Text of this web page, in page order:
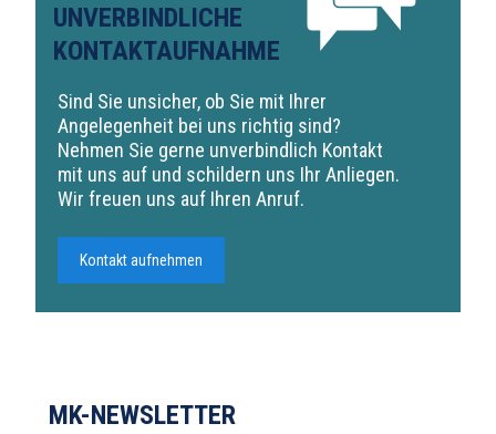
UNVERBINDLICHE
KONTAKTAUFNAHME
Sind Sie unsicher, ob Sie mit Ihrer
Angelegenheit bei uns richtig sind?
Nehmen Sie gerne unverbindlich Kontakt
mit uns auf und schildern uns Ihr Anliegen.
Wir freuen uns auf Ihren Anruf.
Kontakt aufnehmen
MK-NEWSLETTER